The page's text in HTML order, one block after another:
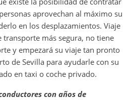
aprovechan al máximo su
en los desplazamientos. Viaje
transporte más segura, no tiene
y empezará su viaje tan pronto
de Sevilla para ayudarle con su
en taxi o coche privado.
con años de